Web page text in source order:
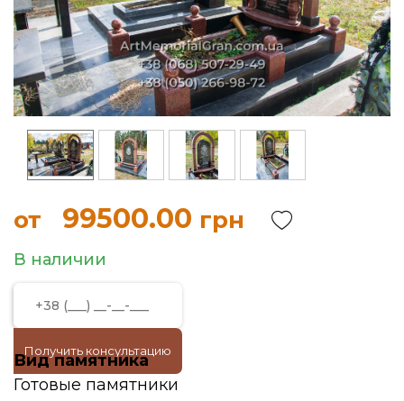
от 99500.00 грн
В наличии
Получить консультацию
Вид памятника
Готовые памятники